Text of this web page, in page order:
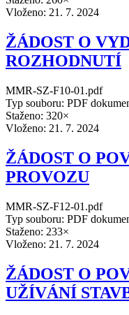
Vloženo: 21. 7. 2024
ŽÁDOST O
ROZHODNUTÍ
MMR-SZ-F10-01.pdf
Typ souboru: PDF
Staženo: 320×
Vloženo: 21. 7. 2024
ŽÁDOST O
PROVOZU
MMR-SZ-F12-01.pdf
Typ souboru: PDF
Staženo: 233×
Vloženo: 21. 7. 2024
ŽÁDOST O
UŽÍVÁNÍ